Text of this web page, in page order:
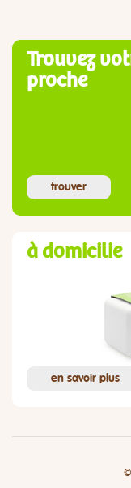
Trouvez
proche
trouver
à domicilie
en savoir plus
©